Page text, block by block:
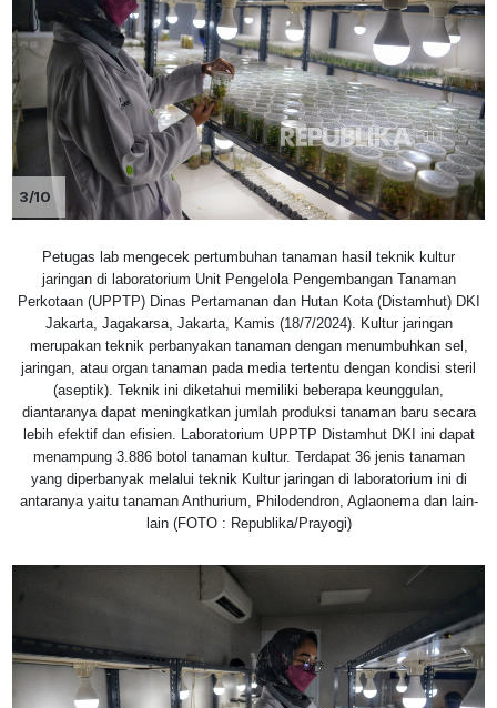
3/10
Petugas lab mengecek pertumbuhan tanaman hasil teknik kultur
jaringan di laboratorium Unit Pengelola Pengembangan Tanaman
Perkotaan (UPPTP) Dinas Pertamanan dan Hutan Kota (Distamhut) DKI
Jakarta, Jagakarsa, Jakarta, Kamis (18/7/2024). Kultur jaringan
merupakan teknik perbanyakan tanaman dengan menumbuhkan sel,
jaringan, atau organ tanaman pada media tertentu dengan kondisi steril
(aseptik). Teknik ini diketahui memiliki beberapa keunggulan,
diantaranya dapat meningkatkan jumlah produksi tanaman baru secara
lebih efektif dan efisien. Laboratorium UPPTP Distamhut DKI ini dapat
menampung 3.886 botol tanaman kultur. Terdapat 36 jenis tanaman
yang diperbanyak melalui teknik Kultur jaringan di laboratorium ini di
antaranya yaitu tanaman Anthurium, Philodendron, Aglaonema dan lain-
lain (FOTO : Republika/Prayogi)